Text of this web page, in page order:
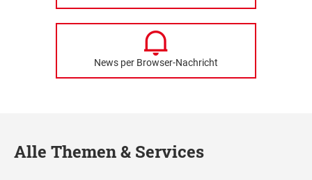
News per Browser-Nachricht
Alle Themen & Services